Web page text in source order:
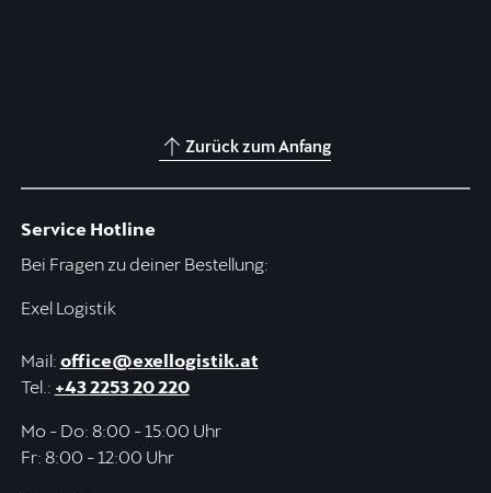
Zurück zum Anfang
Service Hotline
Bei Fragen zu deiner Bestellung:
Exel Logistik
Mail: office@exellogistik.at
Tel.: +43 2253 20 220
Mo - Do: 8:00 - 15:00 Uhr
Fr: 8:00 - 12:00 Uhr